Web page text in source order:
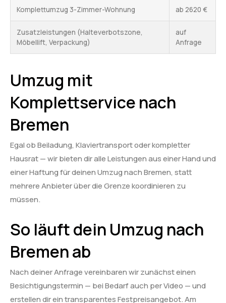
Komplettumzug 3-Zimmer-Wohnung ab 2620 €
Zusatzleistungen (Halteverbotszone,
Möbellift, Verpackung)
auf
Anfrage
Umzug mit
Komplettservice nach
Bremen
Egal ob Beiladung, Klaviertransport oder kompletter
Hausrat — wir bieten dir alle Leistungen aus einer Hand und
einer Haftung für deinen Umzug nach Bremen, statt
mehrere Anbieter über die Grenze koordinieren zu
müssen.
So läuft dein Umzug nach
Bremen ab
Nach deiner Anfrage vereinbaren wir zunächst einen
Besichtigungstermin — bei Bedarf auch per Video — und
erstellen dir ein transparentes Festpreisangebot. Am